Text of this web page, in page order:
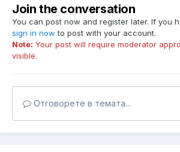
Join the conversation
You can post now and register later. If you
sign in now to post with your account.
Note: Your post will require moderator
visible.
Отговорете в темата...